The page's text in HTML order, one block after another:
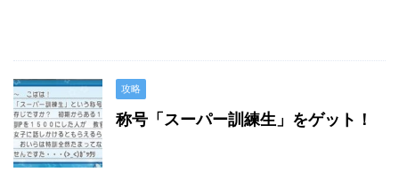
攻略
称号「スーパー訓練生」をゲット！